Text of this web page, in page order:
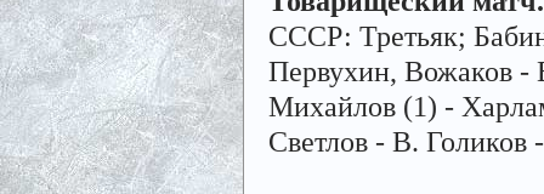
СССР: Третьяк;
Первухин, Вожаков -
Михайлов (1) -
Светлов - В. Голиков